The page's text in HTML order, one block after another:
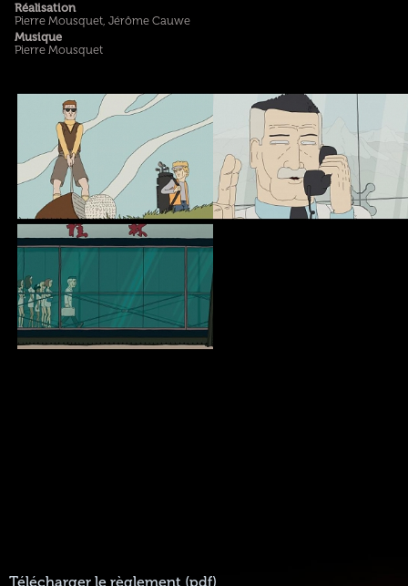
Réalisation
Pierre Mousquet, Jérôme Cauwe
Musique
Pierre Mousquet
Télécharger le règlement (pdf)